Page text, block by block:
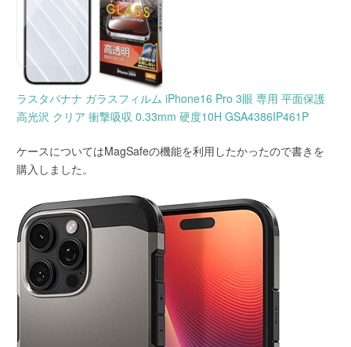
ラスタバナナ ガラスフィルム iPhone16 Pro 3眼 専用 平面保護
高光沢 クリア 衝撃吸収 0.33mm 硬度10H GSA4386IP461P
ケースについてはMagSafeの機能を利用したかったので書きを
購入しました。